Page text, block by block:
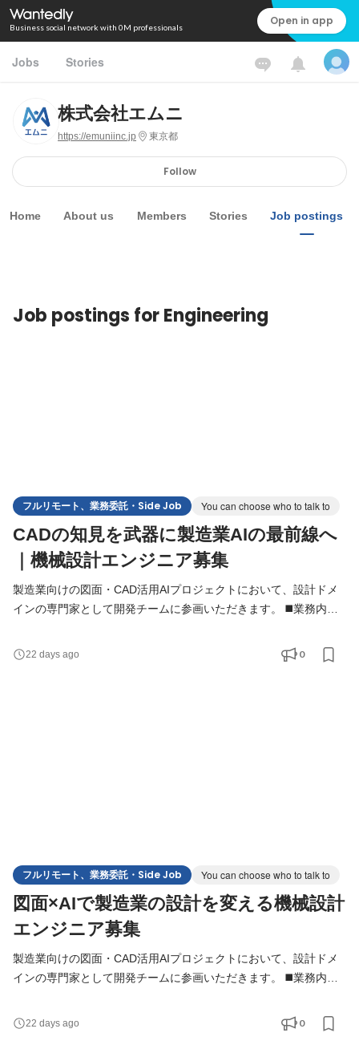
Business social network with 0M professionals Open in app
Jobs Stories
株式会社エムニ
https://emuniinc.jp 東京都
Follow
Home About us Members Stories Job postings
Job postings for Engineering
フルリモート、業務委託・Side Job You can choose who to talk to
CADの知見を武器に製造業AIの最前線へ
｜機械設計エンジニア募集
製造業向けの図面・CAD活用AIプロジェクトにおいて、設計ドメ
インの専門家として開発チームに参画いただきます。 ◼️業務内容
ます。 - 図面活用AIプロダクト・受託プロジェクトにおける、設
計実務観点での技術協力 - 機械図面・3D CADデータの構造理解に
22 days ago 0
フルリモート、業務委託・Side Job You can choose who to talk to
図面×AIで製造業の設計を変える機械設計
エンジニア募集
製造業向けの図面・CAD活用AIプロジェクトにおいて、設計ドメ
インの専門家として開発チームに参画いただきます。 ◼️業務内容
ます。 - 図面活用AIプロダクト・受託プロジェクトにおける、設
計実務観点での技術協力 - 機械図面・3D CADデータの構造理解に
22 days ago 0